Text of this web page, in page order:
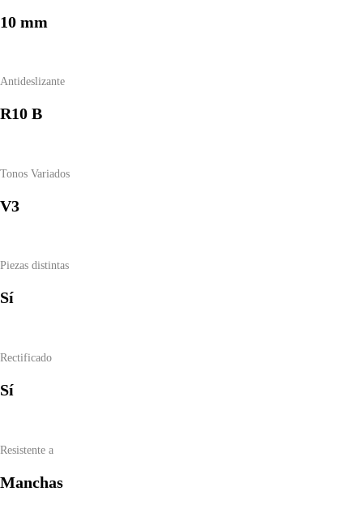
10 mm
Antideslizante
R10 B
Tonos Variados
V3
Piezas distintas
Sí
Rectificado
Sí
Resistente a
Manchas